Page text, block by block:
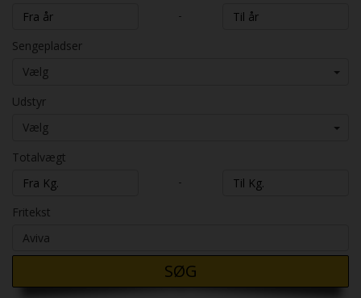
-
Sengepladser
Vælg
Udstyr
Vælg
Totalvægt
-
Fritekst
SØG